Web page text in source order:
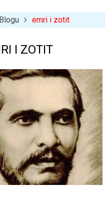
Blogu emri i zotit
I ZOTIT